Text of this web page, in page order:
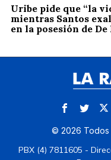
Uribe pide que “la
mientras Santos
en la posesión de
© 2026
PBX (4) 7811605 -